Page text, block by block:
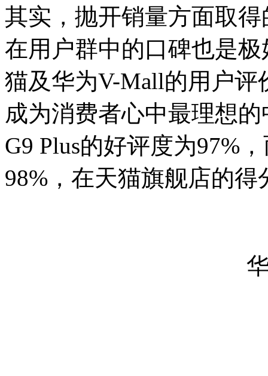
其实，抛开销量方面取
在用户群中的口碑也是
猫及华为V-Mall的用户评
成为消费者心中最理想
G9 Plus的好评度为97%
98%，在天猫旗舰店的得